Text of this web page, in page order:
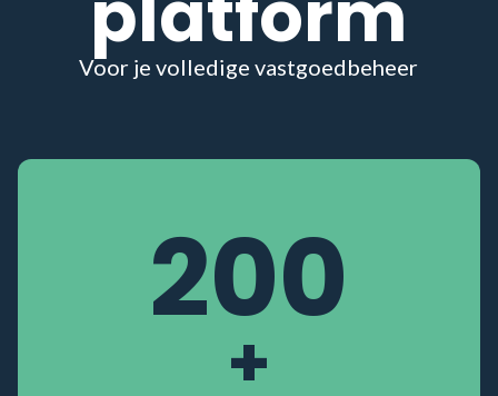
Voor je volledige vastgoedbeheer
200
+